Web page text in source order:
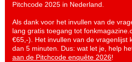
Pitchcode 2025 in Nederland.
Als dank voor het invullen van de
lang gratis toegang tot
€65,-). Het invullen van de vragenlijst
dan 5 minuten. Dus: wat let je, help
aan de Pitchcode enquête 2026!